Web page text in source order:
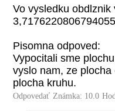
Vo vysledku
Pisomna odpoved:
Vypocitali sme
vyslo nam, ze
plocha kruhu.
Odpovedať Známka: 10.0